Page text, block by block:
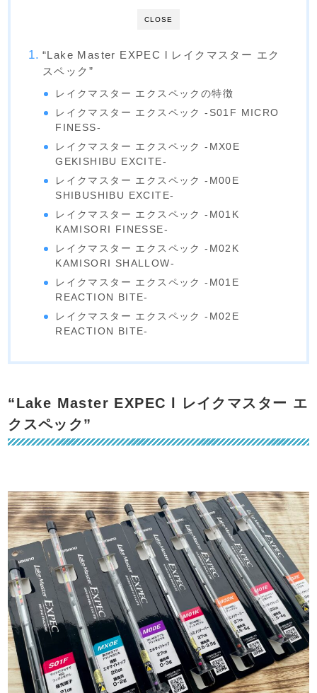
CLOSE
“Lake Master EXPEC l レイクマスター エク
スペック”
レイクマスター エクスペックの特徴
レイクマスター エクスペック -S01F MICRO
FINESS-
レイクマスター エクスペック -MX0E
GEKISHIBU EXCITE-
レイクマスター エクスペック -M00E
SHIBUSHIBU EXCITE-
レイクマスター エクスペック -M01K
KAMISORI FINESSE-
レイクマスター エクスペック -M02K
KAMISORI SHALLOW-
レイクマスター エクスペック -M01E
REACTION BITE-
レイクマスター エクスペック -M02E
REACTION BITE-
“Lake Master EXPEC l レイクマスター エ
クスペック”